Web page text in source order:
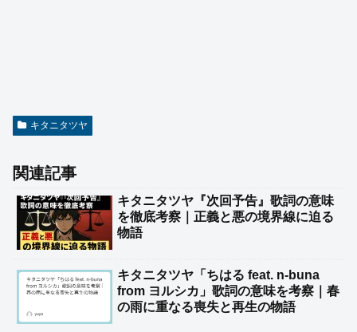
キタニタツヤ
関連記事
キタニタツヤ『次回予告』歌詞の意味
を徹底考察｜正義と悪の境界線に迫る
物語
キタニタツヤ「ちはる feat. n-buna
from ヨルシカ」歌詞の意味を考察｜春
の雨に重なる喪失と再生の物語